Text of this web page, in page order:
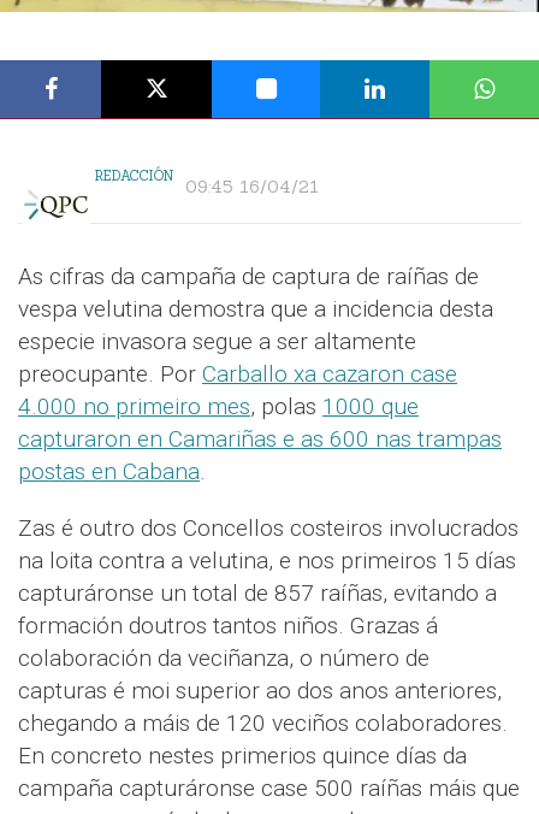
REDACCIÓN 09:45 16/04/21
As cifras da campaña de captura de raíñas de
vespa velutina demostra que a incidencia desta
especie invasora segue a ser altamente
preocupante. Por Carballo xa cazaron case
4.000 no primeiro mes, polas 1000 que
capturaron en Camariñas e as 600 nas trampas
postas en Cabana
Zas é outro dos Concellos costeiros involucrados
na loita contra a velutina, e nos primeiros 15 días
capturáronse un total de 857 raíñas, evitando a
formación doutros tantos niños. Grazas á
colaboración da veciñanza, o número de
capturas é moi superior ao dos anos anteriores,
chegando a máis de 120 veciños colaboradores.
En concreto nestes primerios quince días da
campaña capturáronse case 500 raíñas máis que